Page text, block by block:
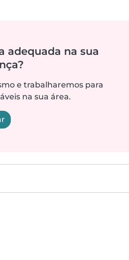
adequada na sua
e trabalharemos para
na sua área.